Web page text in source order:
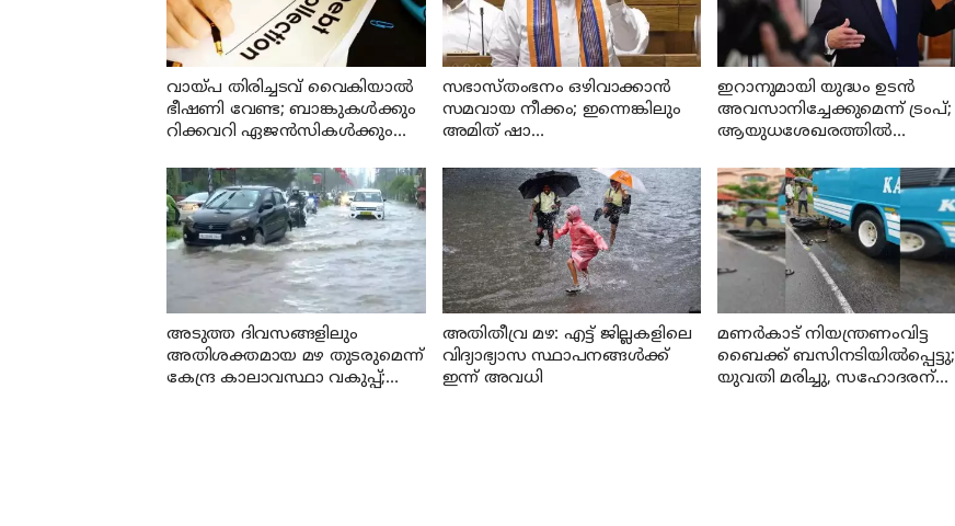
വായ്പ തിരിച്ചടവ് വൈകിയാൽ
ഭീഷണി വേണ്ട; ബാങ്കുകൾക്കും
റിക്കവറി ഏജൻസികൾക്കും
ആർ ബി ഐ
സഭാസ്തംഭനം ഒഴിവാക്കാൻ
സമവായ നീക്കം; ഇന്നെങ്കിലും
അമിത് ഷാ
ഇറാനുമായി യുദ്ധം ഉടൻ
അവസാനിച്ചേക്കുമെന്ന് ട്രംപ്;
ആയുധശേഖരത്തിൽ
അടുത്ത ദിവസങ്ങളിലും
അതിശക്തമായ മഴ തുടരുമെന്ന്
കേന്ദ്ര കാലാവസ്ഥാ വകുപ്പ്;
അതിതീവ്ര മഴ: എട്ട് ജില്ലകളിലെ
വിദ്യാഭ്യാസ സ്ഥാപനങ്ങൾക്ക്
ഇന്ന് അവധി
മണര്‍കാട് നിയന്ത്രണംവിട്ട
ബൈക്ക് ബസിനടിയിൽപ്പെട്ടു;
യുവതി മരിച്ചു, സഹോദരന്